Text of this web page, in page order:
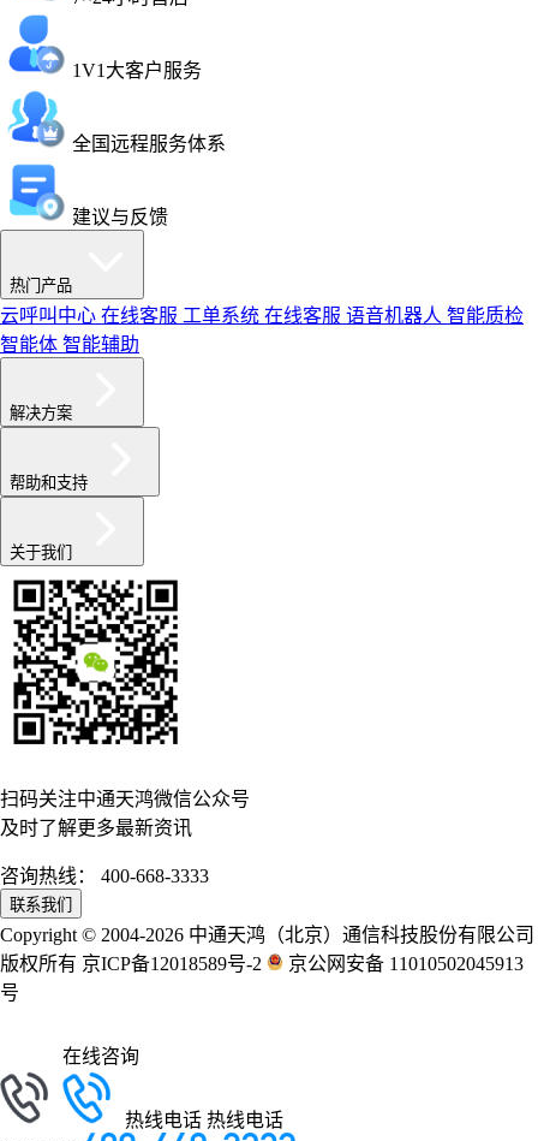
1V1大客户服务
全国远程服务体系
建议与反馈
热门产品
云呼叫中心 在线客服 工单系统 在线客服 语音机器人 智能质检
智能体 智能辅助
解决方案
帮助和支持
关于我们
扫码关注中通天鸿微信公众号
及时了解更多最新资讯
咨询热线： 400-668-3333
联系我们
Copyright © 2004-2026 中通天鸿（北京）通信科技股份有限公司
版权所有 京ICP备12018589号-2
京公网安备 11010502045913
号
在线咨询
热线电话 热线电话